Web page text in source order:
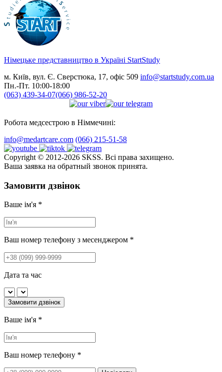
Німецьке представництво в Україні StartStudy
м. Київ, вул. Є. Сверстюка, 17, офіс 509 info@startstudy.com.ua
Пн.-Пт. 10:00-18:00
(063) 439-34-07(066) 986-52-20
Робота медсестрою в Німмечині:
info@medartcare.com (066) 215-51-58
Copyright © 2012-2026 SKSS. Всі права захищено.
Ваша заявка на обратный звонок принята.
Замовити дзвінок
Ваше ім'я *
Ваш номер телефону з месенджером *
Дата та час
Замовити дзвінок
Ваше ім'я *
Ваш номер телефону *